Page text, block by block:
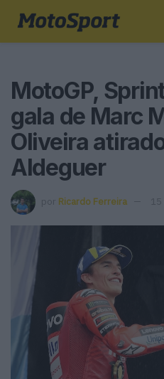
MotoGP,
gala de Marc
Oliveira
Aldeguer
por Ricardo Ferreira 15